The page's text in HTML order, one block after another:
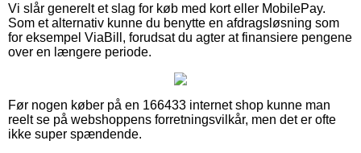
Vi slår generelt et slag for køb med kort eller MobilePay.
Som et alternativ kunne du benytte en afdragsløsning som
for eksempel ViaBill, forudsat du agter at finansiere pengene
over en længere periode.
Før nogen køber på en 166433 internet shop kunne man
reelt se på webshoppens forretningsvilkår, men det er ofte
ikke super spændende.